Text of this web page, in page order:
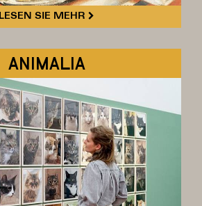
LESEN SIE MEHR
ANIMALIA